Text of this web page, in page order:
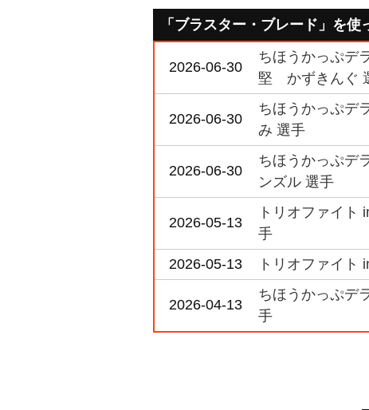
「ブラスター・ブレード」を
2026-06-30
ちほうかっぷデ
堅 かずきんぐ
2026-06-30
ちほうかっぷデ
み 選手
2026-06-30
ちほうかっぷデ
ンズル 選手
2026-05-13
トリオファイ
手
2026-05-13
トリオファイ
2026-04-13
ちほうかっぷデ
手